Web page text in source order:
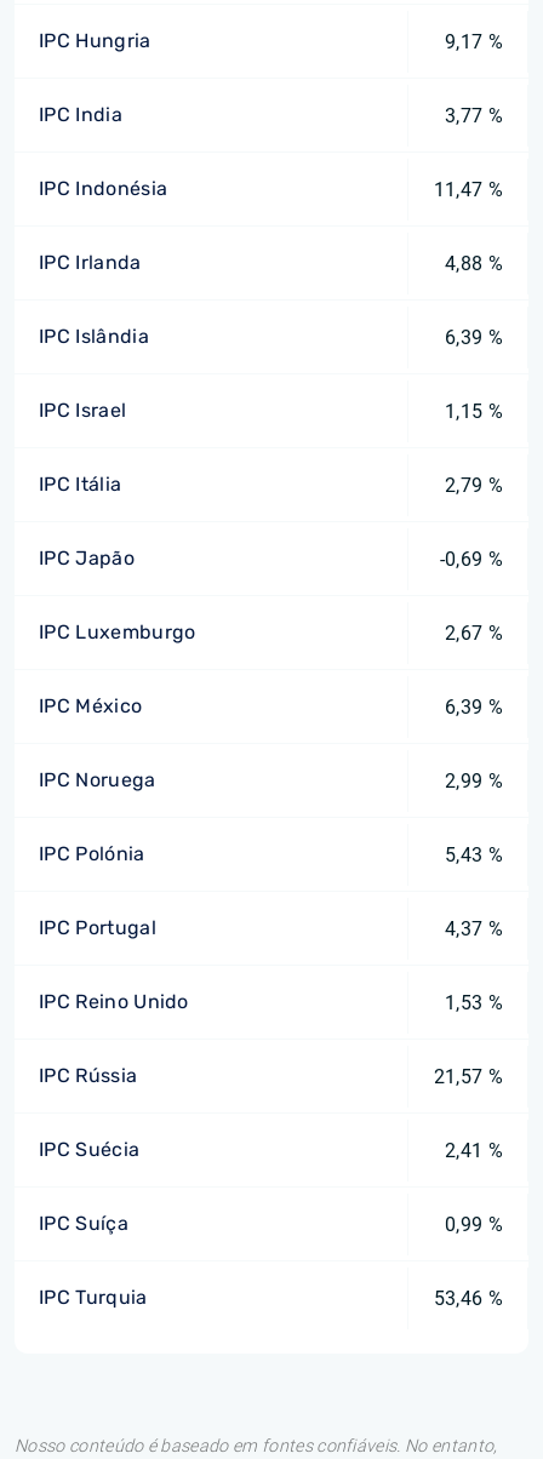
IPC Hungria 9,17 %
IPC India 3,77 %
IPC Indonésia 11,47 %
IPC Irlanda 4,88 %
IPC Islândia 6,39 %
IPC Israel 1,15 %
IPC Itália 2,79 %
IPC Japão -0,69 %
IPC Luxemburgo 2,67 %
IPC México 6,39 %
IPC Noruega 2,99 %
IPC Polónia 5,43 %
IPC Portugal 4,37 %
IPC Reino Unido 1,53 %
IPC Rússia 21,57 %
IPC Suécia 2,41 %
IPC Suíça 0,99 %
IPC Turquia 53,46 %
Nosso conteúdo é baseado em fontes confiáveis. No entanto,